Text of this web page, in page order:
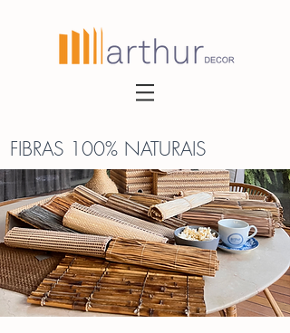
FIBRAS 100% NATURAIS